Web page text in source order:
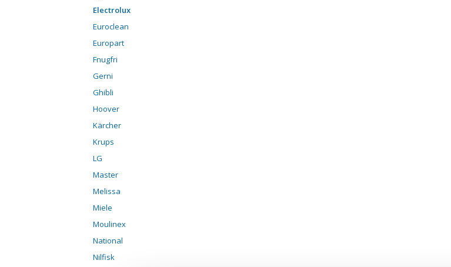
Electrolux
Euroclean
Europart
Fnugfri
Gerni
Ghibli
Hoover
Kärcher
Krups
LG
Master
Melissa
Miele
Moulinex
National
Nilfisk